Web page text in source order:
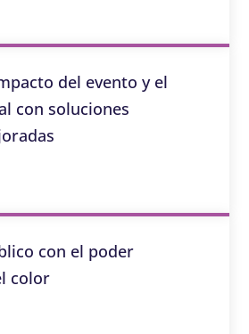
del evento y el
con soluciones
con el poder
color